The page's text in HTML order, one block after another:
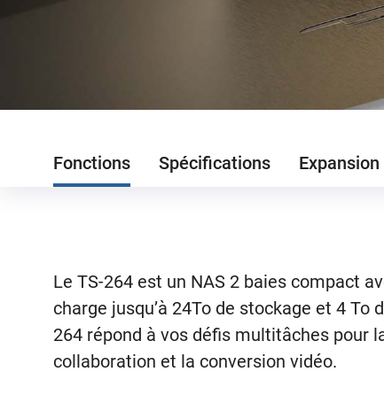
Fonctions Spécifications Expansion
Le TS-264 est un NAS 2 baies compact
charge jusqu’à 24To de stockage et 4 To
264 répond à vos défis multitâches pour
collaboration et la conversion vidéo.